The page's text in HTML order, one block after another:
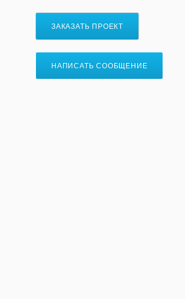
ЗАКАЗАТЬ ПРОЕКТ
НАПИСАТЬ СООБЩЕНИЕ